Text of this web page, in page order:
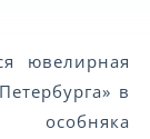
ювелирная
в
особняка